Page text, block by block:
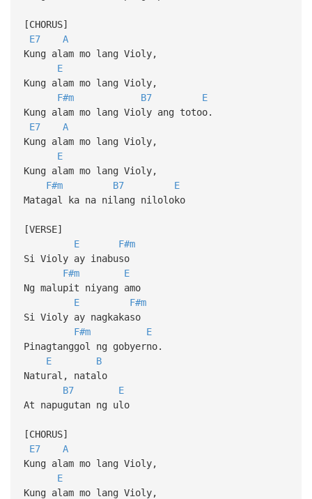
[CHORUS]
E7
A
Kung alam mo lang Violy,
E
Kung alam mo lang Violy,
F#m
B7
E
Kung alam mo lang Violy ang totoo.
E7
A
Kung alam mo lang Violy,
E
Kung alam mo lang Violy,
F#m
B7
E
Matagal ka na nilang niloloko
[VERSE]
E
F#m
Si Violy ay inabuso
F#m
E
Ng malupit niyang amo
E
F#m
Si Violy ay nagkakaso
F#m
E
Pinagtanggol ng gobyerno.
E
B
Natural, natalo
B7
E
At napugutan ng ulo
[CHORUS]
E7
A
Kung alam mo lang Violy,
E
Kung alam mo lang Violy,